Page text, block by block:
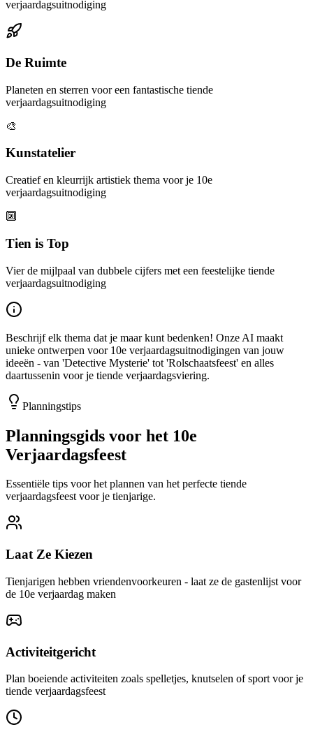
verjaardagsuitnodiging
De Ruimte
Planeten en sterren voor een fantastische tiende
verjaardagsuitnodiging
🎨
Kunstatelier
Creatief en kleurrijk artistiek thema voor je 10e
verjaardagsuitnodiging
🔟
Tien is Top
Vier de mijlpaal van dubbele cijfers met een feestelijke tiende
verjaardagsuitnodiging
Beschrijf elk thema dat je maar kunt bedenken! Onze AI maakt
unieke ontwerpen voor 10e verjaardagsuitnodigingen van jouw
ideeën - van 'Detective Mysterie' tot 'Rolschaatsfeest' en alles
daartussenin voor je tiende verjaardagsviering.
Planningstips
Planningsgids voor het 10e
Verjaardagsfeest
Essentiële tips voor het plannen van het perfecte tiende
verjaardagsfeest voor je tienjarige.
Laat Ze Kiezen
Tienjarigen hebben vriendenvoorkeuren - laat ze de gastenlijst voor
de 10e verjaardag maken
Activiteitgericht
Plan boeiende activiteiten zoals spelletjes, knutselen of sport voor je
tiende verjaardagsfeest